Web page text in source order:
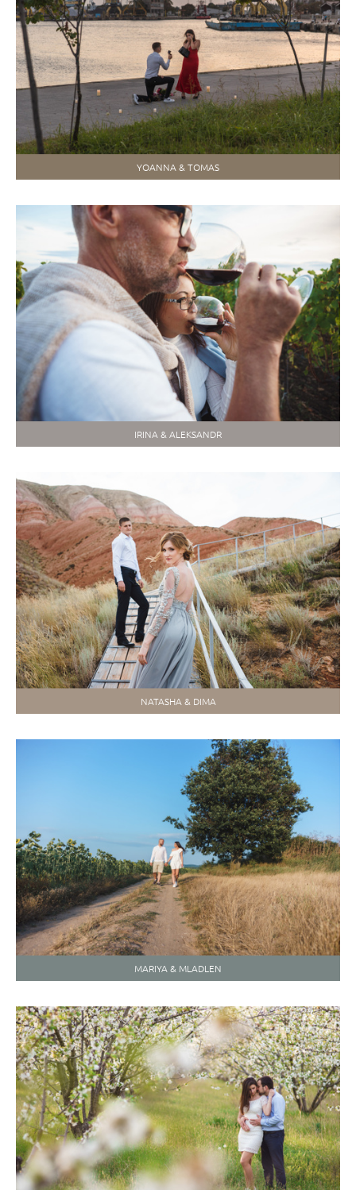
YOANNA & TOMAS
IRINA & ALEKSANDR
NATASHA & DIMA
MARIYA & MLADLEN